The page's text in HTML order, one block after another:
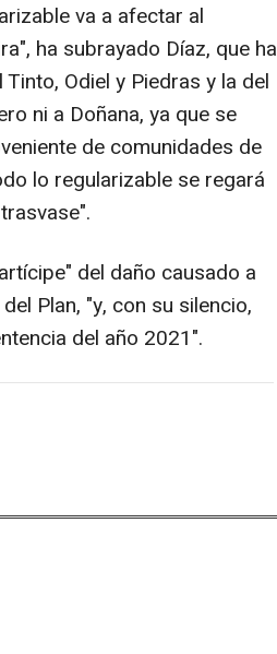
va a afectar al
ha subrayado Díaz, que ha
Odiel y Piedras y la del
ni a Doñana, ya que se
de comunidades de
lo regularizable se regará
del daño causado a
Plan, "y, con su silencio,
del año 2021".